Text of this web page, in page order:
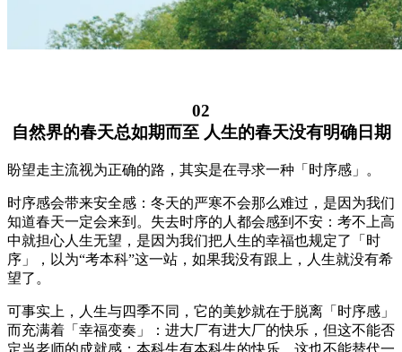
02
自然界的春天总如期而至 人生的春天没有明确日期
盼望走主流视为正确的路，其实是在寻求一种「时序感」。
时序感会带来安全感：冬天的严寒不会那么难过，是因为我们
知道春天一定会来到。失去时序的人都会感到不安：考不上高
中就担心人生无望，是因为我们把人生的幸福也规定了「时
序」，以为“考本科”这一站，如果我没有跟上，人生就没有希
望了。
可事实上，人生与四季不同，它的美妙就在于脱离「时序感」
而充满着「幸福变奏」：进大厂有进大厂的快乐，但这不能否
定当老师的成就感；本科生有本科生的快乐，这也不能替代一